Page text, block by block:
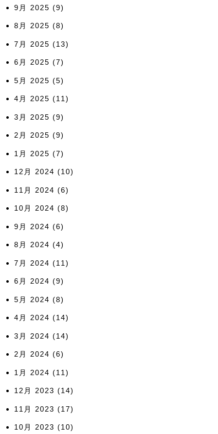
9月 2025 (9)
8月 2025 (8)
7月 2025 (13)
6月 2025 (7)
5月 2025 (5)
4月 2025 (11)
3月 2025 (9)
2月 2025 (9)
1月 2025 (7)
12月 2024 (10)
11月 2024 (6)
10月 2024 (8)
9月 2024 (6)
8月 2024 (4)
7月 2024 (11)
6月 2024 (9)
5月 2024 (8)
4月 2024 (14)
3月 2024 (14)
2月 2024 (6)
1月 2024 (11)
12月 2023 (14)
11月 2023 (17)
10月 2023 (10)